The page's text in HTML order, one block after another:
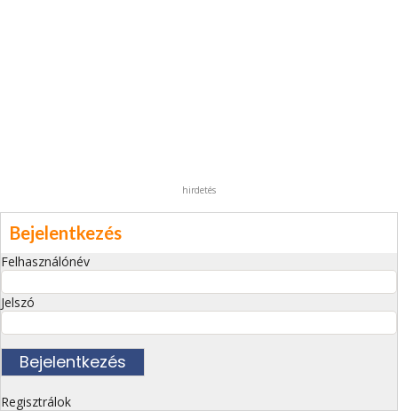
hirdetés
Bejelentkezés
Felhasználónév
Jelszó
Regisztrálok